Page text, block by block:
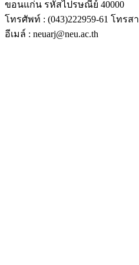
ขอนแก่น รหัสไปรษณีย์ 40000
โทรศัพท์ : (043)222959-61 โทรสา
อีเมล์ : neuarj@neu.ac.th